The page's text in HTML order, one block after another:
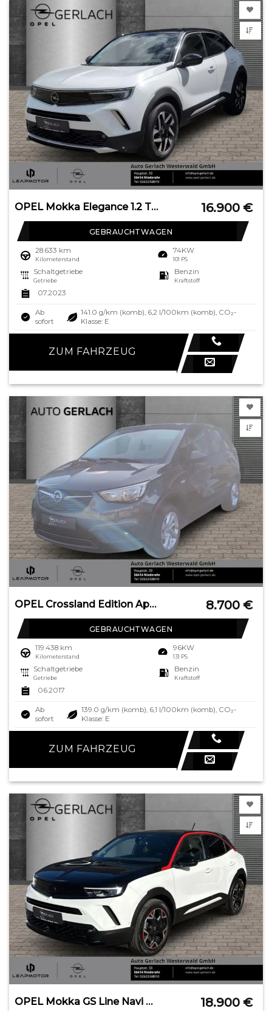
OPEL Mokka Elegance 1.2 Turbo EU6e Digitales Cockpit 16.900 €
GEBRAUCHTWAGEN
28.633 km
Kilometerstand
74KW
101 PS
Schaltgetriebe
Getriebe
Benzin
Kraftstoff
07.2023
Ab
sofort
141.0 g/km (komb), 6,2 l/100km (komb), CO₂-
Klasse: E
ZUM FAHRZEUG
OPEL Crossland Edition Apple CarPlay Android Auto Amb 8.700 €
GEBRAUCHTWAGEN
119.438 km
Kilometerstand
96KW
131 PS
Schaltgetriebe
Getriebe
Benzin
Kraftstoff
06.2017
Ab
sofort
139.0 g/km (komb), 6,1 l/100km (komb), CO₂-
Klasse: E
ZUM FAHRZEUG
OPEL Mokka GS Line Navi Digitales Cockpit LED Blendfr 18.900 €